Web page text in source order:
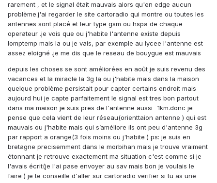
rarement , et le signal était mauvais alors qu'en edge aucun
problème.j'ai regarder le site cartoradio qui montre ou toutes les
antennes sont placé et leur type gsm ou hspa de chaque
operateur .je vois que ou j'habite l'antenne existe depuis
lomptemp mais la ou je vais, par exemple au lycee l'antenne est
assez eloigné .je me dis que le reseau de bouygue est mauvais
depuis les choses se sont améliorées en août je suis revenu des
vacances et la miracle la 3g la ou j'habite mais dans la maison
quelque problème persistait pour capter certains endroit mais
aujourd hui je capte parfaitement le signal est tres bon partout
dans ma maison je suis pres de l'antenne aussi -1km.donc je
pense que cela vient de leur réseau(orienttaion antenne ) qui est
mauvais ou j'habite mais qui s’améliore ils ont peu d'antenne 3g
par rapport a orange(3 fois moins ou j'habite ) ps: je suis en
bretagne precisemment dans le morbihan mais je trouve vraiment
étonnant je retrouve exactement ma situation c'est comme si je
l'avais écrit(je l'ai pase envoyer au sav mais bon je voulais le
faire ) je te conseille d'aller sur cartoradio verifier si tu as une